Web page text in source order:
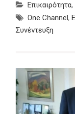
Επικαιρότητα,
One Channel ,
Συνέντευξη